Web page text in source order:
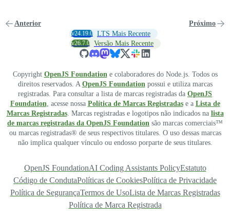
Anterior Próximo
v24.19.0 LTS Mais Recente
v26.7.0 Versão Mais Recente
Copyright OpenJS Foundation e colaboradores do Node.js. Todos os
direitos reservados. A OpenJS Foundation possui e utiliza marcas
registradas. Para consultar a lista de marcas registradas da OpenJS
Foundation , acesse nossa Política de Marcas Registradase a Lista de
Marcas Registradas. Marcas registradas e logotipos não indicados na lista
de marcas registradas da OpenJS Foundation são marcas comerciais™
ou marcas registradas® de seus respectivos titulares. O uso dessas marcas
não implica qualquer vínculo ou endosso porparte de seus titulares.
OpenJS FoundationAI Coding Assistants PolicyEstatuto
Código de CondutaPolíticas de CookiesPolítica de Privacidade
Política de SegurançaTermos de UsoLista de Marcas Registradas
Política de Marca Registrada